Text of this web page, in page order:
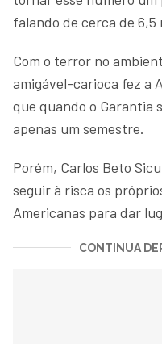
falando de cerca de 6,5
Com o terror no
amigável-carioca fez a
que quando o Garantia
apenas um semestre.
Porém, Carlos Beto
seguir à risca os
Americanas para dar
CONTINUA